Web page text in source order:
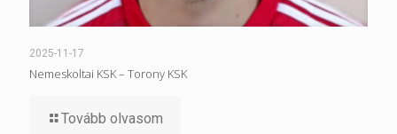
2025-11-17
Nemeskoltai KSK – Torony KSK
Tovább olvasom